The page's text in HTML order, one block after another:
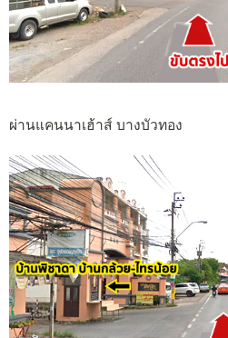
ผ่านแคนนาเฮ้าส์ บางบัวทอง